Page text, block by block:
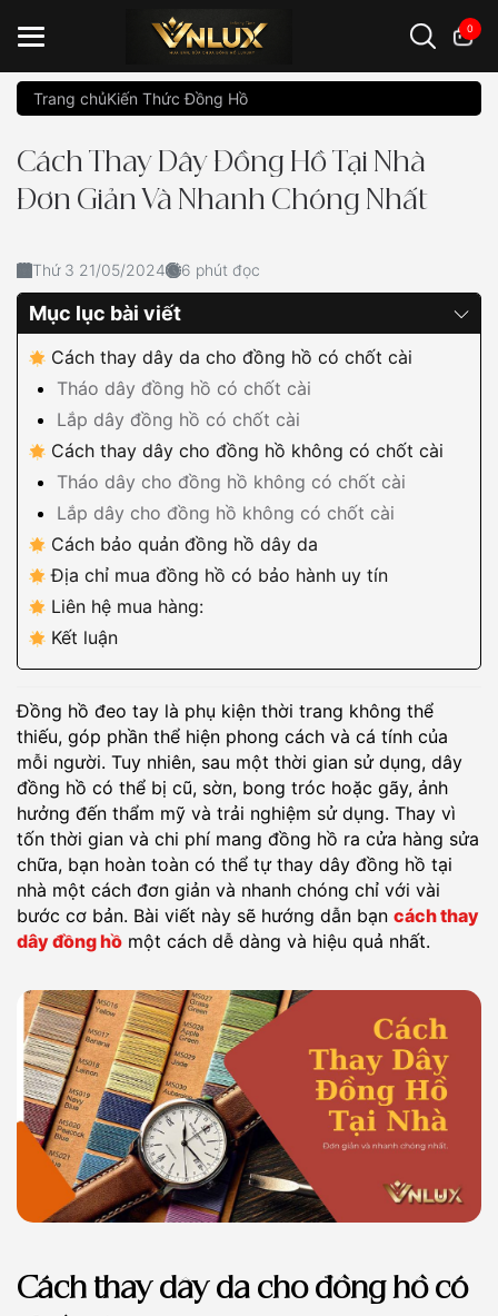
0
Đồng hồ casio đồng hồ G-Shock đồng hồ Orient ...
Trang chủKiến Thức Đồng Hồ
Cách Thay Dây Đồng Hồ Tại Nhà
Đơn Giản Và Nhanh Chóng Nhất
Thứ 3 21/05/2024 6 phút đọc
Mục lục bài viết
Cách thay dây da cho đồng hồ có chốt cài
Tháo dây đồng hồ có chốt cài
Lắp dây đồng hồ có chốt cài
Cách thay dây cho đồng hồ không có chốt cài
Tháo dây cho đồng hồ không có chốt cài
Lắp dây cho đồng hồ không có chốt cài
Cách bảo quản đồng hồ dây da
Địa chỉ mua đồng hồ có bảo hành uy tín
Liên hệ mua hàng:
Kết luận
Đồng hồ đeo tay là phụ kiện thời trang không thể
thiếu, góp phần thể hiện phong cách và cá tính của
mỗi người. Tuy nhiên, sau một thời gian sử dụng, dây
đồng hồ có thể bị cũ, sờn, bong tróc hoặc gãy, ảnh
hưởng đến thẩm mỹ và trải nghiệm sử dụng. Thay vì
tốn thời gian và chi phí mang đồng hồ ra cửa hàng sửa
chữa, bạn hoàn toàn có thể tự thay dây đồng hồ tại
nhà một cách đơn giản và nhanh chóng chỉ với vài
bước cơ bản. Bài viết này sẽ hướng dẫn bạn cách thay
dây đồng hồ một cách dễ dàng và hiệu quả nhất.
Cách thay dây da cho đồng hồ có